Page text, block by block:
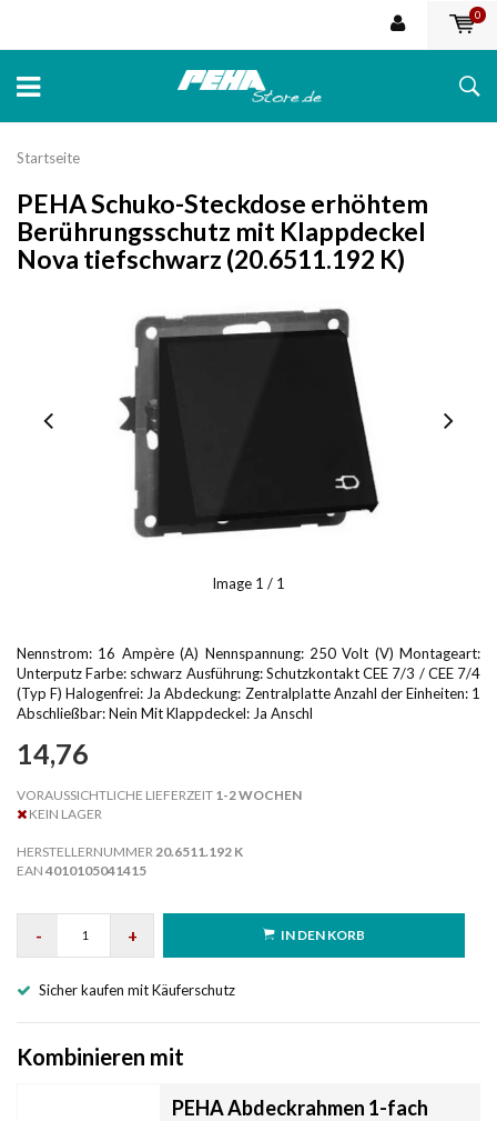
0
Startseite
PEHA Schuko-Steckdose erhöhtem
Berührungsschutz mit Klappdeckel
Nova tiefschwarz (20.6511.192 K)
Image 1 / 1
Nennstrom: 16 Ampère (A) Nennspannung: 250 Volt (V) Montageart:
Unterputz Farbe: schwarz Ausführung: Schutzkontakt CEE 7/3 / CEE 7/4
(Typ F) Halogenfrei: Ja Abdeckung: Zentralplatte Anzahl der Einheiten: 1
Abschließbar: Nein Mit Klappdeckel: Ja Anschl
14,76
VORAUSSICHTLICHE LIEFERZEIT 1-2 WOCHEN
KEIN LAGER
HERSTELLERNUMMER 20.6511.192 K
EAN 4010105041415
- + IN DEN KORB
Sicher kaufen mit Käuferschutz
Kombinieren mit
PEHA Abdeckrahmen 1-fach